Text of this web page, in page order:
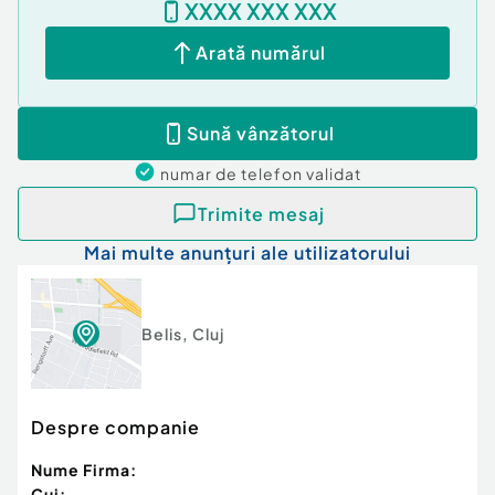
XXXX XXX XXX
Arată numărul
Sună vânzătorul
numar de telefon validat
Trimite mesaj
Mai multe anunțuri ale utilizatorului
Belis, Cluj
Despre companie
Nume Firma: